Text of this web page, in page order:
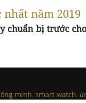
năm 2019
bị trước
minh, smart watch,